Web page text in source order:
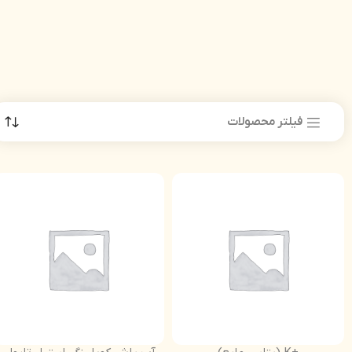
فیلتر محصولات